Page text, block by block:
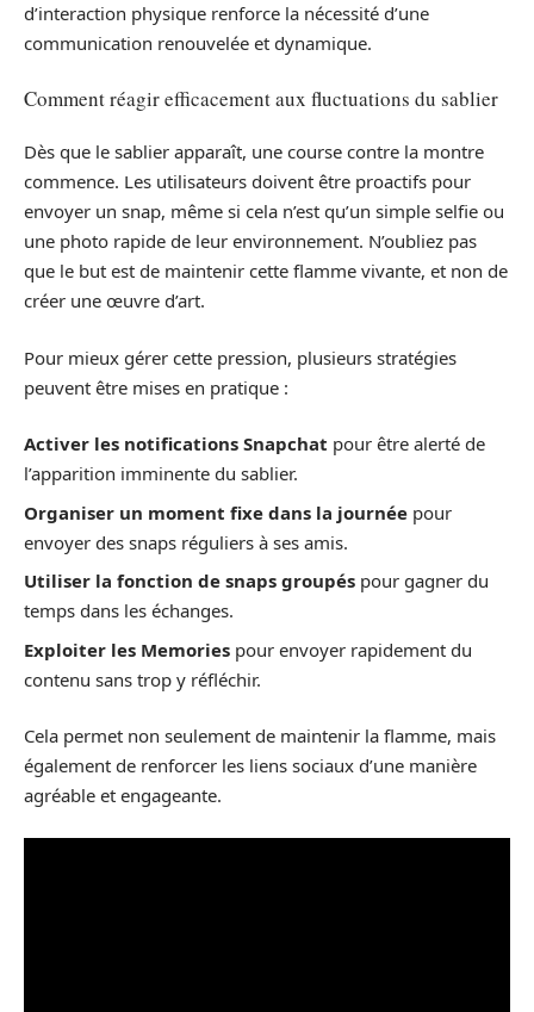
d’interaction physique renforce la nécessité d’une
communication renouvelée et dynamique.
Comment réagir efficacement aux fluctuations du sablier
Dès que le sablier apparaît, une course contre la montre
commence. Les utilisateurs doivent être proactifs pour
envoyer un snap, même si cela n’est qu’un simple selfie ou
une photo rapide de leur environnement. N’oubliez pas
que le but est de maintenir cette flamme vivante, et non de
créer une œuvre d’art.
Pour mieux gérer cette pression, plusieurs stratégies
peuvent être mises en pratique :
Activer les notifications Snapchat pour être alerté de
l’apparition imminente du sablier.
Organiser un moment fixe dans la journée pour
envoyer des snaps réguliers à ses amis.
Utiliser la fonction de snaps groupés pour gagner du
temps dans les échanges.
Exploiter les Memories pour envoyer rapidement du
contenu sans trop y réfléchir.
Cela permet non seulement de maintenir la flamme, mais
également de renforcer les liens sociaux d’une manière
agréable et engageante.